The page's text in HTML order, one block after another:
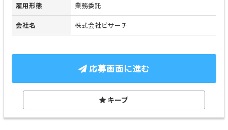
雇用形態 業務委託
会社名 株式会社ビサーチ
応募画面に進む
キープ